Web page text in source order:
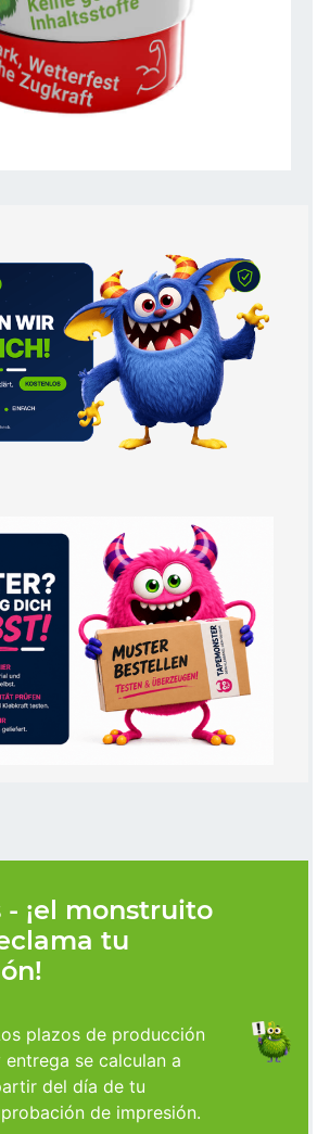
- ¡el monstruito
tu
plazos de producción
entrega se calculan a
del día de tu
de impresión.